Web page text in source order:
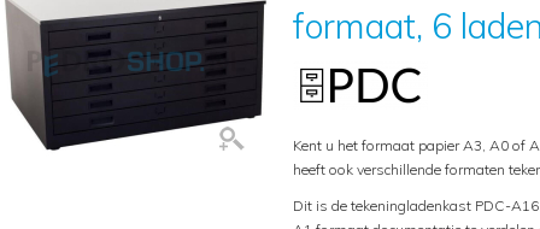
formaat, 6
Kent u het formaat papier A3, A0 of
heeft ook verschillende formaten
Dit is de tekeningladenkast PDC-